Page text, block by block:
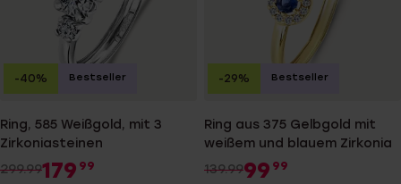
Ring, 585 Weißgold, mit 3
Zirkoniasteinen
299.99179 99
-40% Bestseller
Ring aus 375 Gelbgold mit
weißem und blauem Zirkonia
139.9999 99
-29% Bestseller